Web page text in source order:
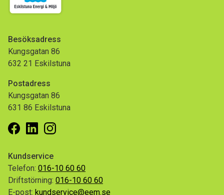
Besöksadress
Kungsgatan 86
632 21 Eskilstuna
Postadress
Kungsgatan 86
631 86 Eskilstuna
Facebook
LinkedinInstagram
Kundservice
Telefon: 016-10 60 60
Driftstörning: 016-10 60 60
E-post: kundservice@eem.se